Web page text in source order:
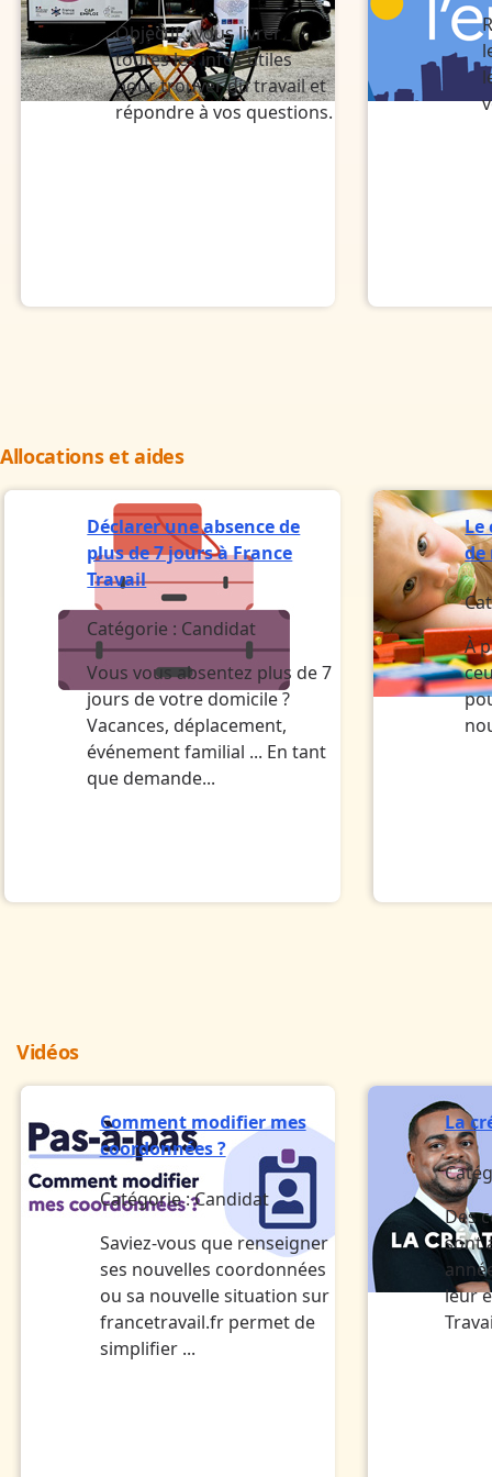
Objectif : vous livrer
toutes les infos utiles
pour trouver du travail et
répondre à vos questions.
Allocations et aides
Déclarer une absence de
plus de 7 jours à France
Travail
Catégorie : Candidat
Vous vous absentez plus de 7
jours de votre domicile ?
Vacances, déplacement,
événement familial ... En tant
que demande...
Le
de
À
Vidéos
Comment modifier mes
coordonnées ?
Catégorie :Candidat
Saviez-vous que renseigner
ses nouvelles coordonnées
ou sa nouvelle situation sur
francetravail.fr permet de
simplifier ...
La
Des
sont
leur